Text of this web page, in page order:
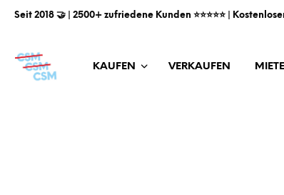
Seit 2018 🤝 | 2500+ zufriedene Kunden ⭐️⭐️⭐️⭐️⭐️ |
KAUFEN VERKAUFEN